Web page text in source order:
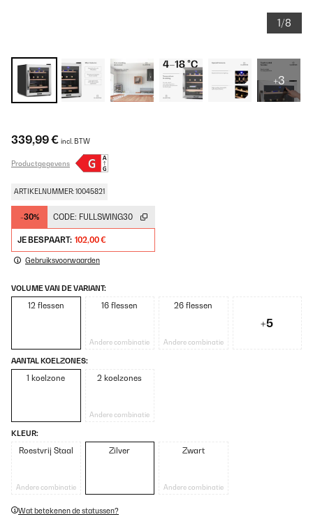
1/8
+3
339,99 € incl. BTW
Productgegevens
ARTIKELNUMMER: 10045821
-30% CODE: FULLSWING30
JE BESPAART: 102,00 €
Gebruiksvoorwaarden
VOLUME VAN DE VARIANT:
12 flessen 16 flessen
Andere combinatie
26 flessen
Andere combinatie
+5
AANTAL KOELZONES:
1 koelzone 2 koelzones
Andere combinatie
KLEUR:
Roestvrij Staal
Andere combinatie
Zilver Zwart
Andere combinatie
Wat betekenen de statussen?